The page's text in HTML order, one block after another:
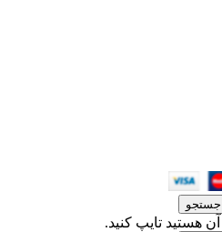
جستجو
هستید تایپ کنید.